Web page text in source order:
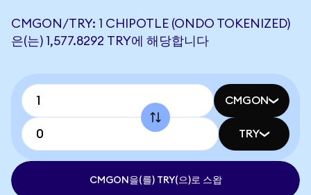
CMGON/TRY: 1 CHIPOTLE (ONDO TOKENIZED)
은(는) 1,577.8292 TRY에 해당합니다
CMGON
TRY
CMGON을(를) TRY(으)로 스왑